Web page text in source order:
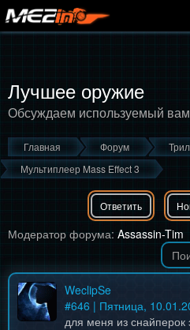
Лучшее оружие
Обсуждаем используемый
Главная Форум
Мультиплеер Mass Effect 3
Ответить
Модератор форума: Assassin-Tim
WeclipSe
#646 | Пятница,
для меня из снайперок